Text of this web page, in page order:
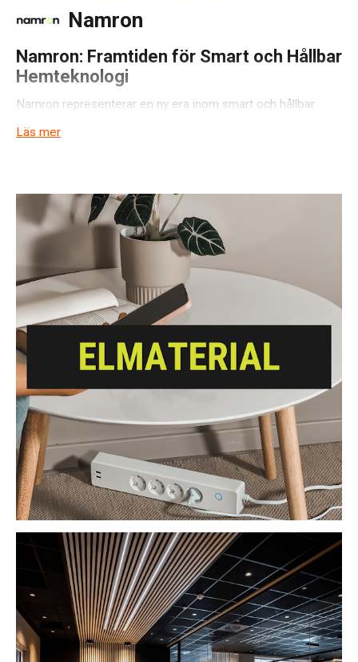
Namron
Namron: Framtiden för Smart och Hållbar
Hemteknologi
Namron representerar en ny era inom smart och hållbar
engagemang för miljön formar dess produkter och vision.
ett särskilt fokus på att erbjuda innovativa lösningar som
kombinerar funktionalitet med estetisk finesse. Genom att
integrera avancerade teknologier med minimalistisk
skandinavisk design, strävar Namron efter att erbjuda
konsumenterna en förbättrad livskvalitet, där tekniken inte
bara förenklar vardagen utan också agerar som en
förlängning av hemmets design.
En Innovativ Resa mot Smartare Hem
Namrons dedikation till innovation är tydlig i dess omfattande
produktportfölj, som omfattar allt från sofistikerad belysning
och intuitiva klimatkontrollsystem till helt integrerade smarta
hem-lösningar. Företaget har tagit ett omfattande grepp om
utmaningarna och möjligheterna i den moderna bostaden,
och erbjuder produkter som är designade för att svara mot
de allt mer komplexa behoven hos dagens hushåll. Genom
att fokusera på användarvänlighet och ändamålsenlig design,
möter design på ett sätt som är både intuitivt och visuellt
tilltalande.
Bland Namrons mest uppskattade produkter finns smarta
LED-paneler, dimmers, strömbrytare, termostater, trådlösa
sensorer och rörelsedetektorer – alla med möjlighet till
automatisk styrning och programmering via app eller hubb.
Läs mer